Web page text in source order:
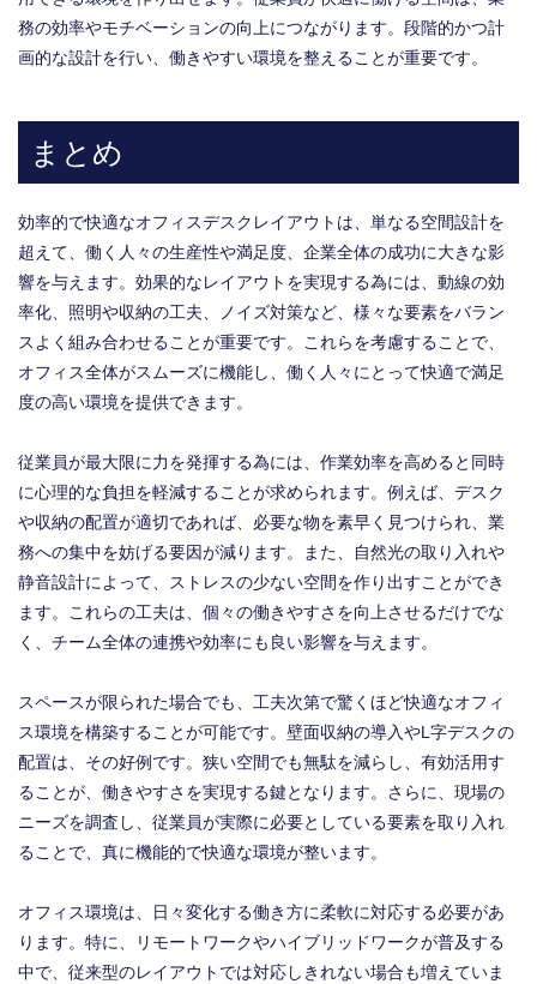
務の効率やモチベーションの向上につながります。段階的かつ計
画的な設計を行い、働きやすい環境を整えることが重要です。
まとめ
効率的で快適なオフィスデスクレイアウトは、単なる空間設計を
超えて、働く人々の生産性や満足度、企業全体の成功に大きな影
響を与えます。効果的なレイアウトを実現する為には、動線の効
率化、照明や収納の工夫、ノイズ対策など、様々な要素をバラン
スよく組み合わせることが重要です。これらを考慮することで、
オフィス全体がスムーズに機能し、働く人々にとって快適で満足
度の高い環境を提供できます。
従業員が最大限に力を発揮する為には、作業効率を高めると同時
に心理的な負担を軽減することが求められます。例えば、デスク
や収納の配置が適切であれば、必要な物を素早く見つけられ、業
務への集中を妨げる要因が減ります。また、自然光の取り入れや
静音設計によって、ストレスの少ない空間を作り出すことができ
ます。これらの工夫は、個々の働きやすさを向上させるだけでな
く、チーム全体の連携や効率にも良い影響を与えます。
スペースが限られた場合でも、工夫次第で驚くほど快適なオフィ
ス環境を構築することが可能です。壁面収納の導入やL字デスクの
配置は、その好例です。狭い空間でも無駄を減らし、有効活用す
ることが、働きやすさを実現する鍵となります。さらに、現場の
ニーズを調査し、従業員が実際に必要としている要素を取り入れ
ることで、真に機能的で快適な環境が整います。
オフィス環境は、日々変化する働き方に柔軟に対応する必要があ
ります。特に、リモートワークやハイブリッドワークが普及する
中で、従来型のレイアウトでは対応しきれない場合も増えていま